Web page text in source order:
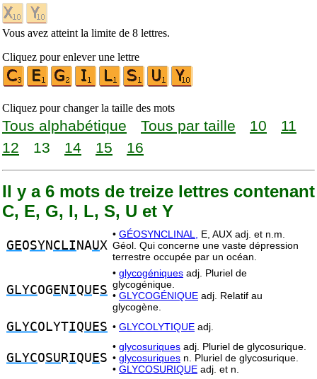
Vous avez atteint la limite de 8 lettres.
Cliquez pour enlever une lettre
Cliquez pour changer la taille des mots
Tous alphabétique Tous par taille 10
11
12
13 14 15 16
Il y a 6 mots de treize lettres contenant
C, E, G, I, L, S, U et Y
GEOSYN CLI NAUX
• GÉOSYNCLINAL,
E, AUX adj. et n.m.
Géol. Qui concerne une vaste dépression
terrestre occupée par un océan.
GLYCOG E N IQU ES
• glycogéniques adj. Pluriel de
glycogénique.
• GLYCOGÉNIQUE adj. Relatif au
glycogène.
GLYCOLYTIQUES • GLYCOLYTIQUE adj.
GLYCOSU RIQU ES
• glycosuriques adj. Pluriel de glycosurique.
• glycosuriques n. Pluriel de glycosurique.
• GLYCOSURIQUE adj. et n.